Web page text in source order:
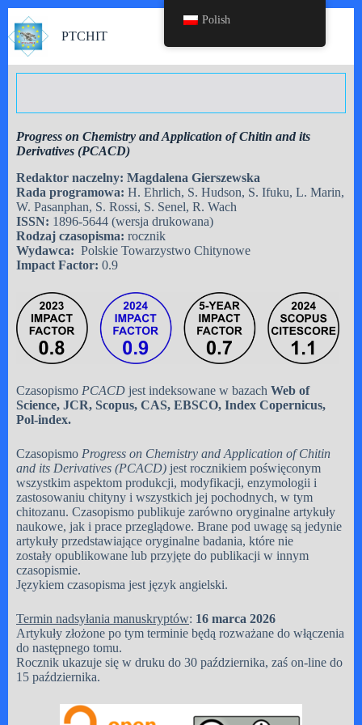
PTCHIT
Progress on Chemistry and Application of Chitin and its
Derivatives (PCACD)
Redaktor naczelny: Magdalena Gierszewska
Rada programowa: H. Ehrlich, S. Hudson, S. Ifuku, L. Marin,
W. Pasanphan, S. Rossi, S. Senel, R. Wach
ISSN: 1896-5644 (wersja drukowana)
Rodzaj czasopisma: rocznik
Wydawca: Polskie Towarzystwo Chitynowe
Impact Factor: 0.9
Czasopismo PCACD jest indeksowane w bazach Web of
Science, JCR, Scopus, CAS, EBSCO, Index Copernicus,
Pol-index.
Czasopismo Progress on Chemistry and Application of Chitin
and its Derivatives (PCACD) jest rocznikiem poświęconym
wszystkim aspektom produkcji, modyfikacji, enzymologii i
zastosowaniu chityny i wszystkich jej pochodnych, w tym
chitozanu. Czasopismo publikuje zarówno oryginalne artykuły
naukowe, jak i prace przeglądowe. Brane pod uwagę są jedynie
artykuły przedstawiające oryginalne badania, które nie
zostały opublikowane lub przyjęte do publikacji w innym
czasopismie.
Językiem czasopisma jest język angielski.
Termin nadsyłania manuskryptów: 16 marca 2026
Artykuły złożone po tym terminie będą rozważane do włączenia
do następnego tomu.
Rocznik ukazuje się w druku do 30 października, zaś on-line do
15 października.
Polish